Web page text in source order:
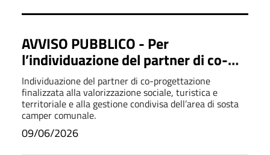
AVVISO PUBBLICO - Per
l’individuazione del partner di co-
progettazione finalizzata alla
valorizzazione sociale, turistica e
territoriale e alla gestione condivisa
dell’area di sosta camper comunale.
Individuazione del partner di co-progettazione
finalizzata alla valorizzazione sociale, turistica e
territoriale e alla gestione condivisa dell’area di sosta
camper comunale.
09/06/2026